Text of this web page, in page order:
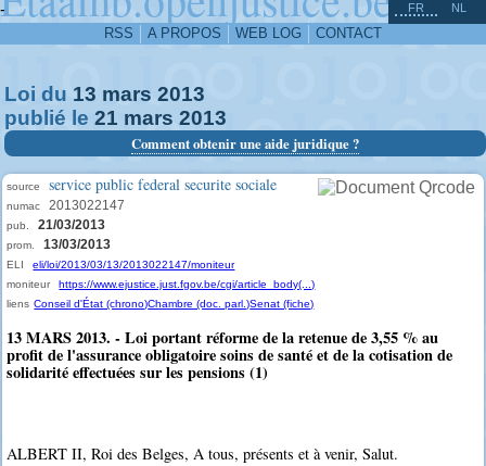
-
RSS A PROPOS WEB LOG CONTACT
FR NL
Loi du 13 mars 2013
publié le 21 mars 2013
Comment obtenir une aide juridique ?
source service public federal securite sociale
numac 2013022147
pub. 21/03/2013
prom. 13/03/2013
ELI
eli/loi/2013/03/13/2013022147/moniteur
moniteur
https://www.ejustice.just.fgov.be/cgi/article_body(...)
liens Conseil d'État (chrono)Chambre (doc. parl.)Senat (fiche)
13 MARS 2013. - Loi portant réforme de la retenue de 3,55 % au
profit de l'assurance obligatoire soins de santé et de la cotisation de
solidarité effectuées sur les pensions (1)
ALBERT II, Roi des Belges, A tous, présents et à venir, Salut.
^